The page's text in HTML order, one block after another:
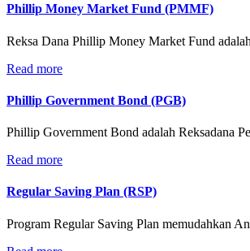
Phillip Money Market Fund (PMMF)
Reksa Dana Phillip Money Market Fund
Read more
Phillip Government Bond (PGB)
Phillip Government Bond adalah Reksadana
Read more
Regular Saving Plan (RSP)
Program Regular Saving Plan memudahkan